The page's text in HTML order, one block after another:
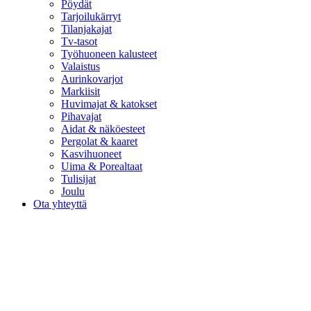
Pöydät
Tarjoilukärryt
Tilanjakajat
Tv-tasot
Työhuoneen kalusteet
Valaistus
Aurinkovarjot
Markiisit
Huvimajat & katokset
Pihavajat
Aidat & näköesteet
Pergolat & kaaret
Kasvihuoneet
Uima & Porealtaat
Tulisijat
Joulu
Ota yhteyttä